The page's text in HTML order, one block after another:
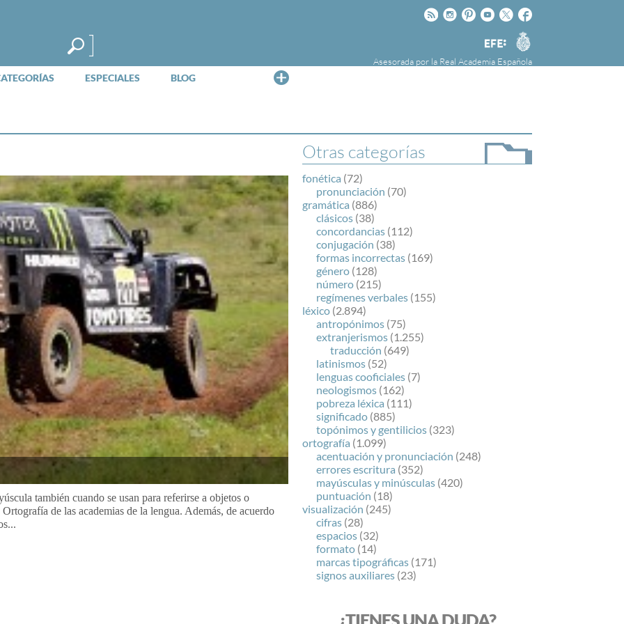
Facebook
Twitter
Youtube
Pinteres
Instagram
Rss
Agencia
EFE
Asesorada por la Real Academia Española
ESPECIALES BLOG
la Agencia Efe y la Real Academia Española,
cuyo objetivo es colaborar con el buen uso del
español en los medios de comunicación y en
Internet.
Otras categorías
fonética (72)
pronunciación (70)
gramática (886)
clásicos (38)
concordancias (112)
conjugación (38)
formas incorrectas (169)
género (128)
número (215)
regímenes verbales (155)
léxico (2.894)
antropónimos (75)
extranjerismos (1.255)
traducción (649)
latinismos (52)
lenguas cooficiales (7)
neologismos (162)
pobreza léxica (111)
significado (885)
topónimos y gentilicios (323)
ortografía (1.099)
acentuación y pronunciación (248)
errores escritura (352)
mayúsculas y minúsculas (420)
puntuación (18)
visualización (245)
cifras (28)
espacios (32)
formato (14)
marcas tipográficas (171)
signos auxiliares (23)
también cuando se usan para referirse a objetos o
de las academias de la lengua. Además, de acuerdo
¿TIENES UNA DUDA?